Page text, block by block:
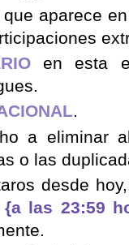
aparece
en esta
.
a eliminar
o las
desde
las 23:59